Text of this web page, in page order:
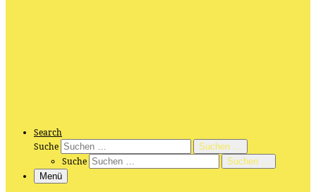
Search
Suche
Suchen …
Suche
Suchen …
Menü